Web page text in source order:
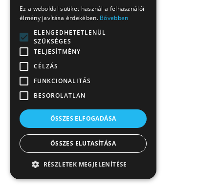
Ez a weboldal sütiket használ a felhasználói
élmény javítása érdekében. Bővebben
ELENGEDHETETLENÜL
SZÜKSÉGES
TELJESÍTMÉNY
CÉLZÁS
FUNKCIONALITÁS
BESOROLATLAN
ÖSSZES ELFOGADÁSA
ÖSSZES ELUTASÍTÁSA
RÉSZLETEK MEGJELENÍTÉSE